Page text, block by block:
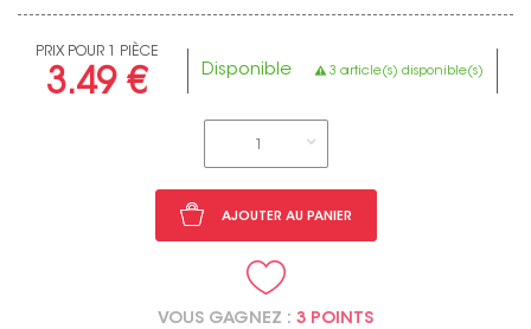
PRIX POUR 1 PIÈCE
3.49 € Disponible 3 article(s) disponible(s)
AJOUTER AU PANIER
VOUS GAGNEZ : 3 POINTS